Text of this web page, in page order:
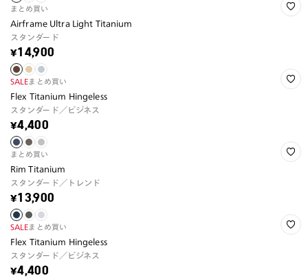
まとめ買い
Airframe Ultra Light Titanium
スタンダード
¥14,900
SALEまとめ買い
Flex Titanium Hingeless
スタンダード／ビジネス
¥4,400
まとめ買い
Rim Titanium
スタンダード／トレンド
¥13,900
SALEまとめ買い
Flex Titanium Hingeless
スタンダード／ビジネス
¥4,400